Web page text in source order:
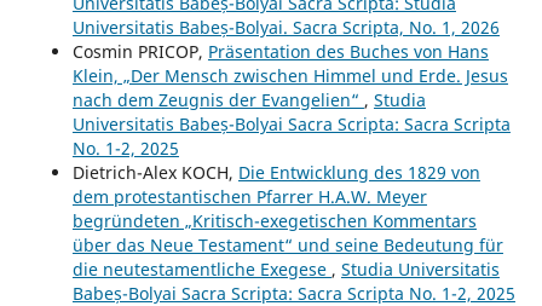
Universitatis Babeș-Bolyai. Sacra Scripta, No. 1, 2026
Cosmin PRICOP, Präsentation des Buches von Hans
Klein, „Der Mensch zwischen Himmel und Erde. Jesus
nach dem Zeugnis der Evangelien“ , Studia
Universitatis Babeș-Bolyai Sacra Scripta: Sacra Scripta
No. 1-2, 2025
Dietrich-Alex KOCH, Die Entwicklung des 1829 von
dem protestantischen Pfarrer H.A.W. Meyer
begründeten „Kritisch-exegetischen Kommentars
über das Neue Testament“ und seine Bedeutung für
die neutestamentliche Exegese , Studia Universitatis
Babeș-Bolyai Sacra Scripta: Sacra Scripta No. 1-2, 2025